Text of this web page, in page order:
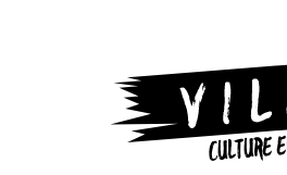
CULTURE